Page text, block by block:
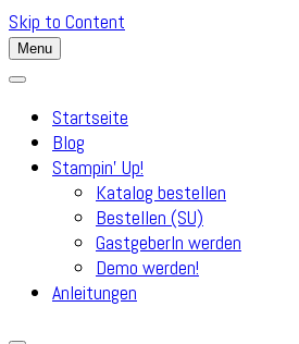
Skip to Content
Menu
Startseite
Blog
Stampin’ Up!
Katalog bestellen
Bestellen (SU)
GastgeberIn werden
Demo werden!
Anleitungen